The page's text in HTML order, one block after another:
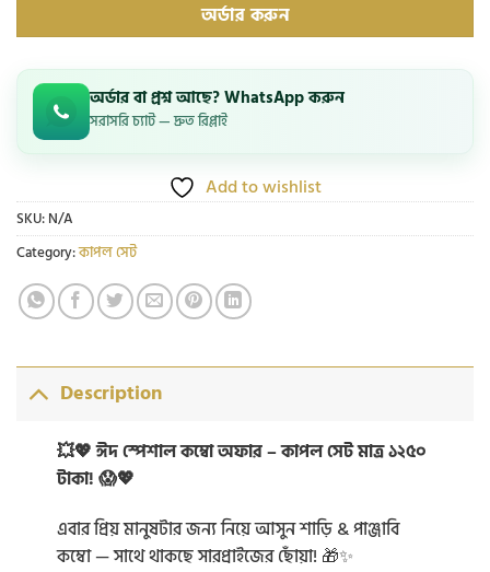
অর্ডার করুন
অর্ডার বা প্রশ্ন আছে? WhatsApp করুন
সরাসরি চ্যাট — দ্রুত রিপ্লাই
Add to wishlist
SKU: N/A
Category:কাপল সেট
Description
💥💖 ঈদ স্পেশাল কম্বো অফার – কাপল সেট মাত্র ১২৫০
টাকা! 😱💖
এবার প্রিয় মানুষটার জন্য নিয়ে আসুন শাড়ি & পাঞ্জাবি
কম্বো — সাথে থাকছে সারপ্রাইজের ছোঁয়া! 🎁✨